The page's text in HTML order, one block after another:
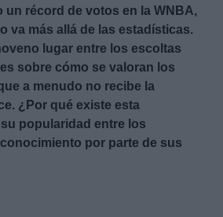
un récord de votos en la WNBA,
va más allá de las estadísticas.
lugar entre los escoltas
sobre cómo se valoran los
a menudo no recibe la
¿Por qué existe esta
popularidad entre los
por parte de sus